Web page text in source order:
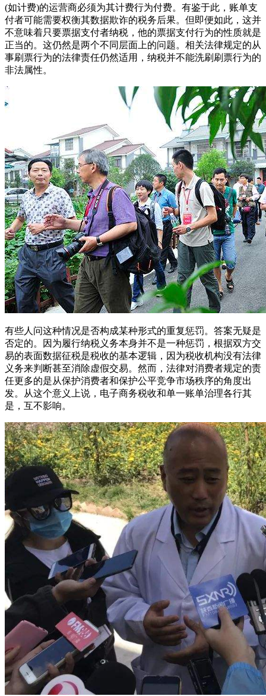
(如计费)的运营商必须为其计费行为付费。有鉴于此，账单支
付者可能需要权衡其数据欺诈的税务后果。但即便如此，这并
不意味着只要票据支付者纳税，他的票据支付行为的性质就是
正当的。这仍然是两个不同层面上的问题。相关法律规定的从
事刷票行为的法律责任仍然适用，纳税并不能洗刷刷票行为的
非法属性。
有些人问这种情况是否构成某种形式的重复惩罚。答案无疑是
否定的。因为履行纳税义务本身并不是一种惩罚，根据双方交
易的表面数据征税是税收的基本逻辑，因为税收机构没有法律
义务来判断甚至消除虚假交易。然而，法律对消费者规定的责
任更多的是从保护消费者和保护公平竞争市场秩序的角度出
发。从这个意义上说，电子商务税收和单一账单治理各行其
是，互不影响。